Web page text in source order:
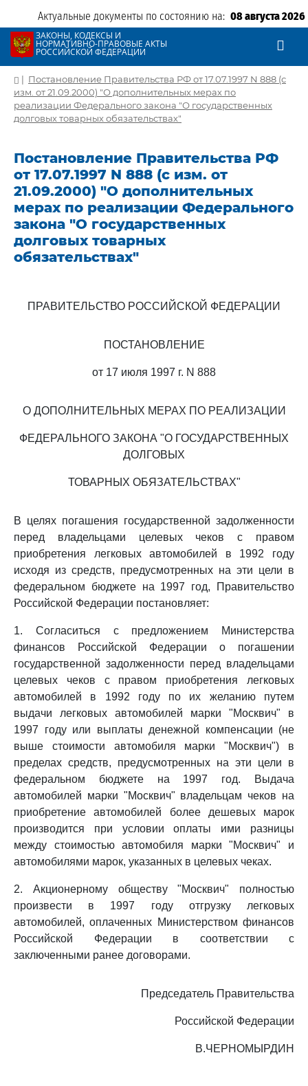
Актуальные документы по состоянию на: 08 августа 2026
ЗАКОНЫ, КОДЕКСЫ И
НОРМАТИВНО-ПРАВОВЫЕ АКТЫ
РОССИЙСКОЙ ФЕДЕРАЦИИ
| Постановление Правительства РФ от 17.07.1997 N 888 (с
изм. от 21.09.2000) "О дополнительных мерах по
реализации Федерального закона "О государственных
долговых товарных обязательствах"
Постановление Правительства РФ
от 17.07.1997 N 888 (с изм. от
21.09.2000) "О дополнительных
мерах по реализации Федерального
закона "О государственных
долговых товарных
обязательствах"
ПРАВИТЕЛЬСТВО РОССИЙСКОЙ ФЕДЕРАЦИИ
ПОСТАНОВЛЕНИЕ
от 17 июля 1997 г. N 888
О ДОПОЛНИТЕЛЬНЫХ МЕРАХ ПО РЕАЛИЗАЦИИ
ФЕДЕРАЛЬНОГО ЗАКОНА "О ГОСУДАРСТВЕННЫХ
ДОЛГОВЫХ
ТОВАРНЫХ ОБЯЗАТЕЛЬСТВАХ"
В целях погашения государственной задолженности
перед владельцами целевых чеков с правом
приобретения легковых автомобилей в 1992 году
исходя из средств, предусмотренных на эти цели в
федеральном бюджете на 1997 год, Правительство
Российской Федерации постановляет:
1. Согласиться с предложением Министерства
финансов Российской Федерации о погашении
государственной задолженности перед владельцами
целевых чеков с правом приобретения легковых
автомобилей в 1992 году по их желанию путем
выдачи легковых автомобилей марки "Москвич" в
1997 году или выплаты денежной компенсации (не
выше стоимости автомобиля марки "Москвич") в
пределах средств, предусмотренных на эти цели в
федеральном бюджете на 1997 год. Выдача
автомобилей марки "Москвич" владельцам чеков на
приобретение автомобилей более дешевых марок
производится при условии оплаты ими разницы
между стоимостью автомобиля марки "Москвич" и
автомобилями марок, указанных в целевых чеках.
2. Акционерному обществу "Москвич" полностью
произвести в 1997 году отгрузку легковых
автомобилей, оплаченных Министерством финансов
Российской Федерации в соответствии с
заключенными ранее договорами.
Председатель Правительства
Российской Федерации
В.ЧЕРНОМЫРДИН